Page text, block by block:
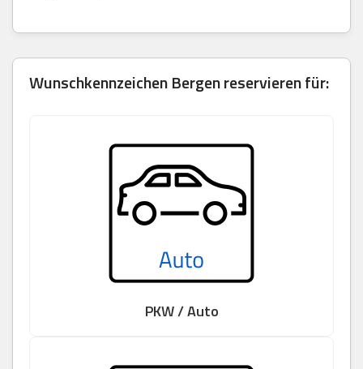
Wunschkennzeichen Bergen reservieren für:
PKW / Auto